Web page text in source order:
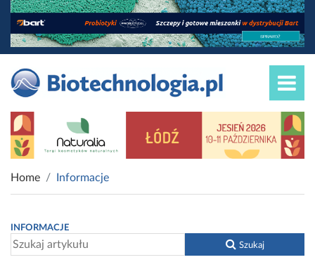
Home Informacje
INFORMACJE
Szukaj